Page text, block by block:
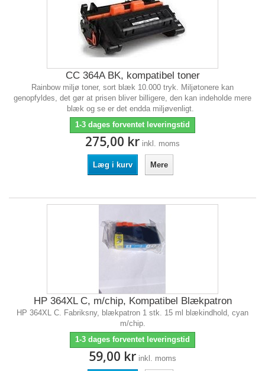
CC 364A BK, kompatibel toner
Rainbow miljø toner, sort blæk 10.000 tryk. Miljøtonere kan
genopfyldes, det gør at prisen bliver billigere, den kan indeholde mere
blæk og se er det endda miljøvenligt.
1-3 dages forventet leveringstid
275,00 kr inkl. moms
Læg i kurv Mere
HP 364XL C, m/chip, Kompatibel Blækpatron
HP 364XL C. Fabriksny, blækpatron 1 stk. 15 ml blækindhold, cyan
m/chip.
1-3 dages forventet leveringstid
59,00 kr inkl. moms